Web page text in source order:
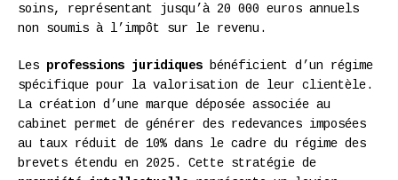
soins, représentant jusqu’à 20 000 euros annuels
non soumis à l’impôt sur le revenu.
Les professions juridiques bénéficient d’un régime
spécifique pour la valorisation de leur clientèle.
La création d’une marque déposée associée au
cabinet permet de générer des redevances imposées
au taux réduit de 10% dans le cadre du régime des
brevets étendu en 2025. Cette stratégie de